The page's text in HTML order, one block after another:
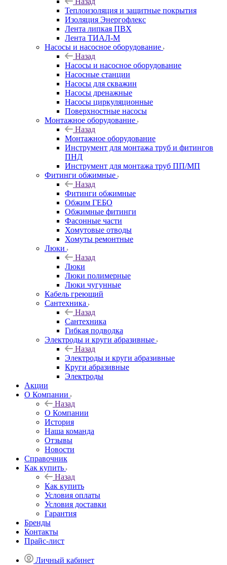
Теплоизоляция и защитные покрытия
Изоляция Энергофлекс
Лента липкая ПВХ
Лента ТИАЛ-М
Насосы и насосное оборудование
Назад
Насосы и насосное оборудование
Насосные станции
Насосы для скважин
Насосы дренажные
Насосы циркуляционные
Поверхностные насосы
Монтажное оборудование
Назад
Монтажное оборудование
Инструмент для монтажа труб и фитингов
ПНД
Инструмент для монтажа труб ПП/МП
Фитинги обжимные
Назад
Фитинги обжимные
Обжим ГЕБО
Обжимные фитинги
Фасонные части
Хомутовые отводы
Хомуты ремонтные
Люки
Назад
Люки
Люки полимерные
Люки чугунные
Кабель греющий
Сантехника
Назад
Сантехника
Гибкая подводка
Электроды и круги абразивные
Назад
Электроды и круги абразивные
Круги абразивные
Электроды
Акции
О Компании
Назад
О Компании
История
Наша команда
Отзывы
Новости
Справочник
Как купить
Назад
Как купить
Условия оплаты
Условия доставки
Гарантия
Бренды
Контакты
Прайс-лист
Личный кабинет